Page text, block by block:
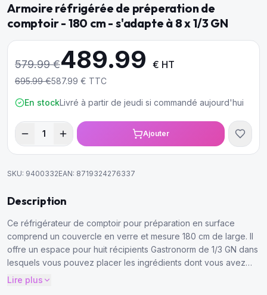
Armoire réfrigérée de préperation de
comptoir - 180 cm - s'adapte à 8 x 1/3 GN
579.99€489.99 € HT
695.99€587.99 € TTC
En stockLivré à partir de jeudi si commandé aujourd'hui
1 Ajouter
SKU: 9400332EAN: 8719324276337
Description
Ce réfrigérateur de comptoir pour préparation en surface
comprend un couvercle en verre et mesure 180 cm de large. Il
offre un espace pour huit récipients Gastronorm de 1/3 GN dans
lesquels vous pouvez placer les ingrédients dont vous avez
besoin à portée de main et les garder au frais. Il comprend
Lire plus